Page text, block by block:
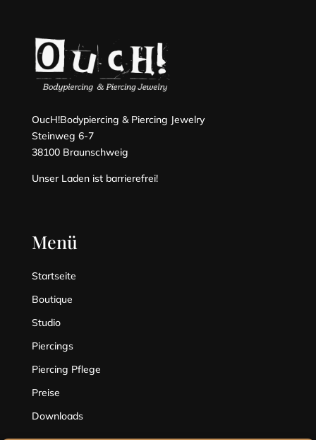
OucH!Bodypiercing & Piercing Jewelry
Steinweg 6-7
38100 Braunschweig
Unser Laden ist barrierefrei!
Menü
Startseite
Boutique
Studio
Piercings
Piercing Pflege
Preise
Downloads